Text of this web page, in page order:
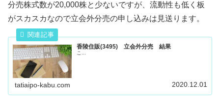
分売株式数が20,000株と少ないですが、流動性も低く板
がスカスカなので立会外分売の申し込みは見送ります。
香陵住販(3495) 立会外分売 結果
こ...
tatiaipo-kabu.com 2020.12.01